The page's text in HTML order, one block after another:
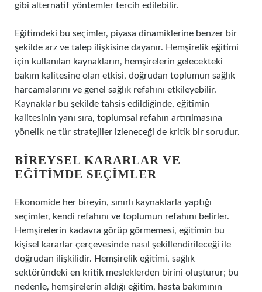
gibi alternatif yöntemler tercih edilebilir.
Eğitimdeki bu seçimler, piyasa dinamiklerine benzer bir
şekilde arz ve talep ilişkisine dayanır. Hemşirelik eğitimi
için kullanılan kaynakların, hemşirelerin gelecekteki
bakım kalitesine olan etkisi, doğrudan toplumun sağlık
harcamalarını ve genel sağlık refahını etkileyebilir.
Kaynaklar bu şekilde tahsis edildiğinde, eğitimin
kalitesinin yanı sıra, toplumsal refahın artırılmasına
yönelik ne tür stratejiler izleneceği de kritik bir sorudur.
BIREYSEL KARARLAR VE
EĞITIMDE SEÇIMLER
Ekonomide her bireyin, sınırlı kaynaklarla yaptığı
seçimler, kendi refahını ve toplumun refahını belirler.
Hemşirelerin kadavra görüp görmemesi, eğitimin bu
kişisel kararlar çerçevesinde nasıl şekillendirileceği ile
doğrudan ilişkilidir. Hemşirelik eğitimi, sağlık
sektöründeki en kritik mesleklerden birini oluşturur; bu
nedenle, hemşirelerin aldığı eğitim, hasta bakımının